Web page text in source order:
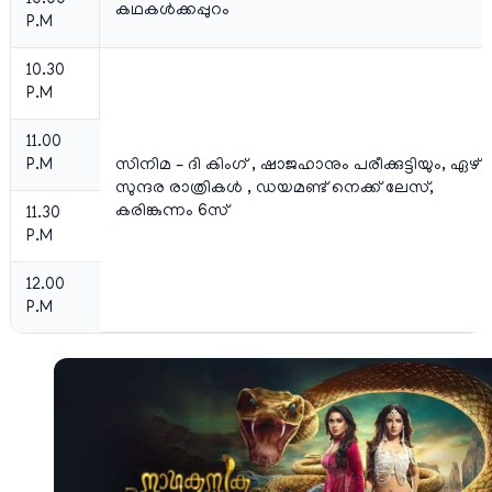
P.M
കഥകള്‍ക്കപ്പുറം
10.30
P.M
സിനിമ – ദി കിംഗ് , ഷാജഹാനും പരീക്കുട്ടിയും, ഏഴ്
സുന്ദര രാത്രികള്‍ , ഡയമണ്ട്‌ നെക്ക്‌ ലേസ്‌,
കരിങ്കുന്നം 6സ്
11.00
P.M
11.30
P.M
12.00
P.M